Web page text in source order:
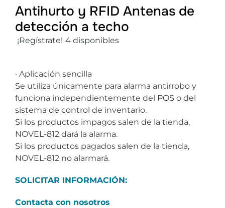
Antihurto y RFID Antenas de
detección a techo
¡Regístrate! 4 disponibles
· Aplicación sencilla
Se utiliza únicamente para alarma antirrobo y
funciona independientemente del POS o del
sistema de control de inventario.
Si los productos impagos salen de la tienda,
NOVEL-812 dará la alarma.
Si los productos pagados salen de la tienda,
NOVEL-812 no alarmará.
SOLICITAR INFORMACIÓN:
Contacta con nosotros